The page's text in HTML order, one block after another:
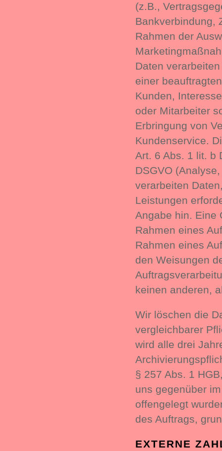
(z.B.,
Bankverbindung,
Rahmen der
Daten
einer
Kunden,
oder Mitarbeiter
Erbringung von
Kundenservice.
Art. 6 Abs. 1 lit. b
DSGVO
verarbeiten
Leistungen
Angabe hin. Eine
Rahmen eines
Rahmen eines
den Weisungen
keinen anderen,
Wir löschen die
vergleichbarer
wird alle drei
§ 257 Abs. 1
uns gegenüber
offengelegt
des Auftrags,
EXTERNE